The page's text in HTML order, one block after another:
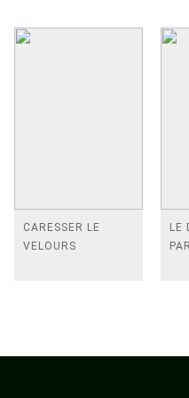
CARESSER LE
VELOURS
LE